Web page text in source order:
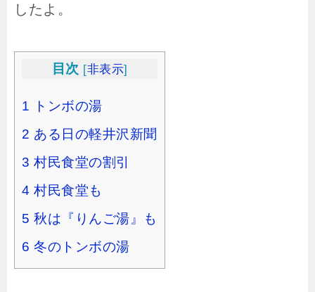
したよ。
目次 [非表示]
1 トンボの湯
2 ある日の軽井沢新聞
3 村民食堂の割引
4 村民食堂も
5 秋は『りんご湯』も
6 冬のトンボの湯